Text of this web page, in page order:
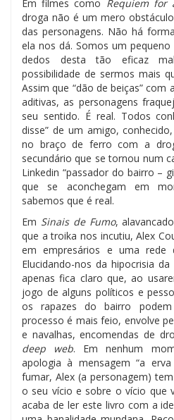
Em filmes como Requiem for
droga não é um mero
das personagens. Não há
ela nos dá. Somos um
dedos desta tão eficaz
possibilidade de sermos mais
Assim que “dão de beiças” com
aditivas, as personagens
seu sentido. É real. Todos
disse” de um amigo,
no braço de ferro com a
secundário que se tornou num
Linkedin “passador do bairro –
que se aconchegam em
sabemos que é real.
Em Sinais de Fumo,
que a troika nos incutiu, Alex
em empresários e uma rede
Elucidando-nos da hipocrisia
apenas fica claro que, ao
jogo de alguns políticos e
os rapazes do bairro
processo é mais feio, envolve
e navalhas, encomendas de
deep web. Em nenhum
apologia à mensagem “a
fumar, Alex (a personagem)
o seu vício e sobre o vício que
acaba de ler este livro com a